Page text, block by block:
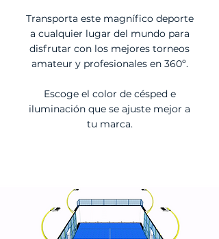
Transporta este magnífico deporte
a cualquier lugar del mundo para
disfrutar con los mejores torneos
amateur y profesionales en 360º.
Escoge el color de césped e
iluminación que se ajuste mejor a
tu marca.